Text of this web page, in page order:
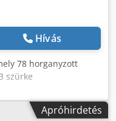
Hívás
78 horganyzott
szürke
áll. Ebből 11 állvány
(400 és 450
keresztgerendából (270
Apróhirdetés